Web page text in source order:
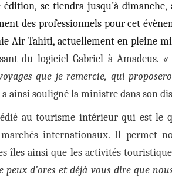
édition, se tiendra jusqu’à
des professionnels pour cet
Air Tahiti, actuellement en pleine
du logiciel Gabriel à Amadeus. «
que je remercie, qui
a ainsi souligné la ministre dans son
au tourisme intérieur qui est le
internationaux. Il permet
îles ainsi que les activités
peux d’ores et déjà vous dire que